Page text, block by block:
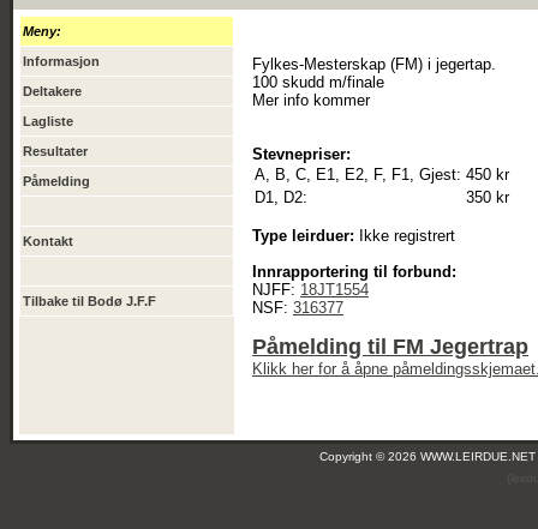
Meny:
Informasjon
Deltakere
Lagliste
Resultater
Påmelding
Kontakt
Tilbake til Bodø J.F.F
Fylkes-Mesterskap (FM) i jegertap.
100 skudd m/finale
Mer info kommer
Stevnepriser:
A, B, C, E1, E2, F, F1, Gjest: 450 kr
D1, D2:
350 kr
Type leirduer: Ikke registrert
Innrapportering til forbund:
NJFF: 18JT1554
NSF: 316377
Påmelding til FM Jegertrap
Klikk her for å åpne
Copyright © 2026